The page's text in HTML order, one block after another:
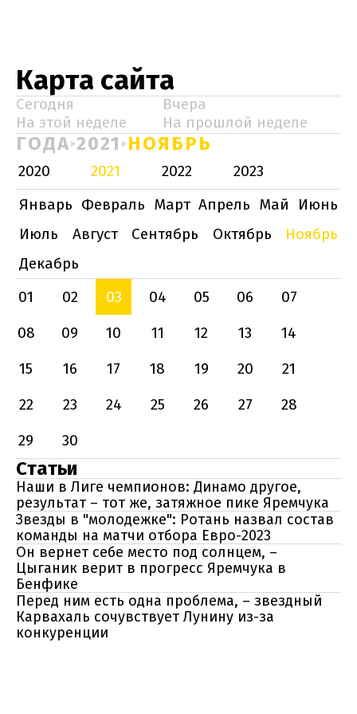
Карта сайта
Сегодня
Вчера
На этой неделе
На прошлой неделе
ГОДА 2021 НОЯБРЬ
2020 2021 2022
2023
Январь Февраль Март Апрель Май
Июнь
Июль
Август Сентябрь Октябрь
Ноябрь
Декабрь
01
02 03 04 05 06
07
08
09 10 11 12 13
14
15
16 17 18 19 20
21
22
23 24 25 26 27
28
29
30
Статьи
Наши в Лиге чемпионов: Динамо другое,
результат – тот же, затяжное пике Яремчука
Звезды в "молодежке": Ротань назвал состав
команды на матчи отбора Евро-2023
Он вернет себе место под солнцем, –
Цыганик верит в прогресс Яремчука в
Бенфике
Перед ним есть одна проблема, – звездный
Карвахаль сочувствует Лунину из-за
конкуренции